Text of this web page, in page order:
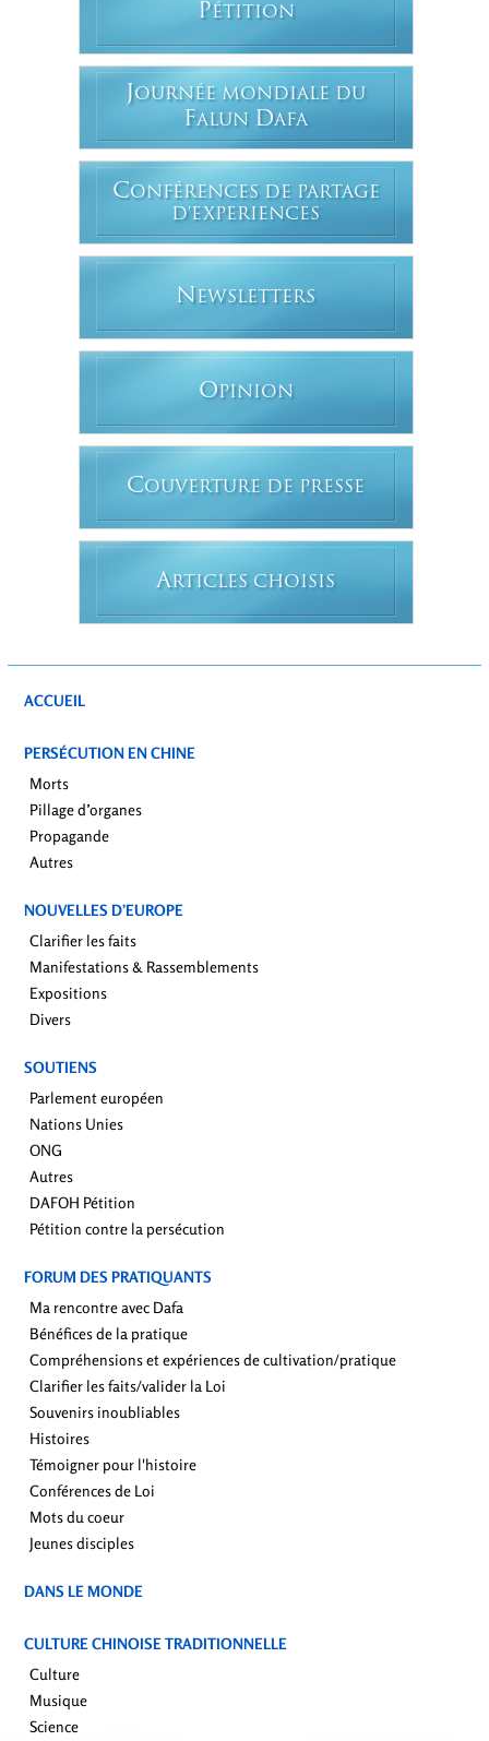
PÉTITION
JOURNÉE MONDIALE DU
FALUN DAFA
CONFÉRENCES DE PARTAGE
D'EXPERIENCES
N EWSLETTERS
OPINION
COUVERTURE DE PRESSE
ARTICLES CHOISIS
ACCUEIL
PERSÉCUTION EN CHINE
Morts
Pillage d’organes
Propagande
Autres
NOUVELLES D’EUROPE
Clarifier les faits
Manifestations & Rassemblements
Expositions
Divers
SOUTIENS
Parlement européen
Nations Unies
ONG
Autres
DAFOH Pétition
Pétition contre la persécution
FORUM DES PRATIQUANTS
Ma rencontre avec Dafa
Bénéfices de la pratique
Compréhensions et expériences de cultivation/pratique
Clarifier les faits/valider la Loi
Souvenirs inoubliables
Histoires
Témoigner pour l'histoire
Conférences de Loi
Mots du coeur
Jeunes disciples
DANS LE MONDE
CULTURE CHINOISE TRADITIONNELLE
Culture
Musique
Science